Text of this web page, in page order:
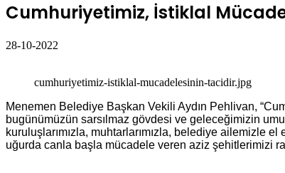
Cumhuriyetimiz, İstiklal
28-10-2022
cumhuriyetimiz-istiklal-mucadelesinin-tacidir.jpg
Menemen Belediye Başkan Vekili Aydın Pehlivan,
bugünümüzün sarsılmaz gövdesi ve geleceğimizin
kuruluşlarımızla, muhtarlarımızla, belediye ailemizle
uğurda canla başla mücadele veren aziz şehitlerimizi